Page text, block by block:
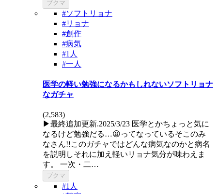
ブクマ
#ソフトリョナ
#リョナ
#創作
#病気
#1人
#一人
医学の軽い勉強になるかもしれないソフトリョナ
なガチャ
(2,583)
▶最終追加更新.2025/3/23 医学とかちょっと気に
なるけど勉強だる…😫ってなっているそこのみ
なさん!!このガチャではどんな病気なのかと病名
を説明しそれに加え軽いリョナ気分が味わえま
す。 一次・二…
ブクマ
#1人